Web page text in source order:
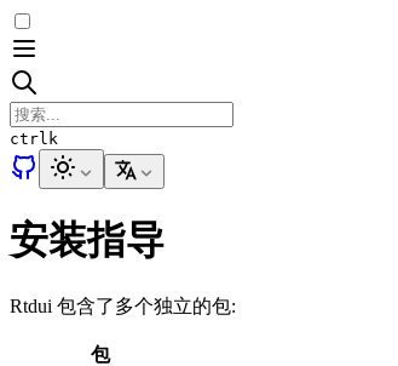
ctrl k
安装指导
Rtdui 包含了多个独立的包:
包